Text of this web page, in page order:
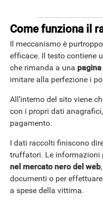
Come funziona il
Il meccanismo è
efficace. Il testo contiene
che rimanda a una
imitare alla perfezione i
All’interno del sito viene
con i propri dati
pagamento.
I dati raccolti finiscono
truffatori. Le informazioni
nel mercato nero del web
documenti o per
a spese della vittima.